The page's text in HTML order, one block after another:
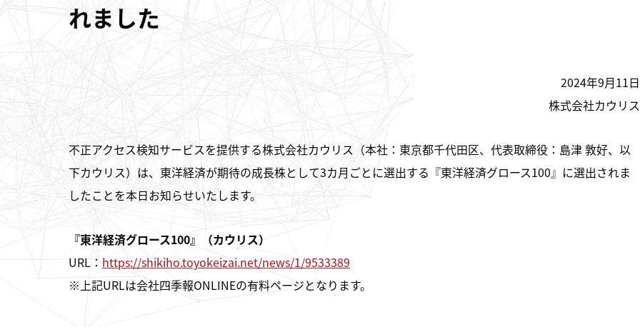
れました
2024年9月11日
株式会社カウリス
不正アクセス検知サービスを提供する株式会社カウリス（本社：東京都千代田区、代表取締役：島津 敦好、以
下カウリス）は、東洋経済が期待の成長株として3カ月ごとに選出する『東洋経済グロース100』に選出されま
したことを本日お知らせいたします。
『東洋経済グロース100』（カウリス）
URL：https://shikiho.toyokeizai.net/news/1/9533389
※上記URLは会社四季報ONLINEの有料ページとなります。